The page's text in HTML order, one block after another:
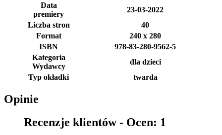
Data
premiery
23-03-2022
Liczba stron
40
Format
240 x 280
ISBN
978-83-280-9562-5
Kategoria
Wydawcy
dla dzieci
Typ okładki
twarda
Opinie
Recenzje klientów - Ocen: 1